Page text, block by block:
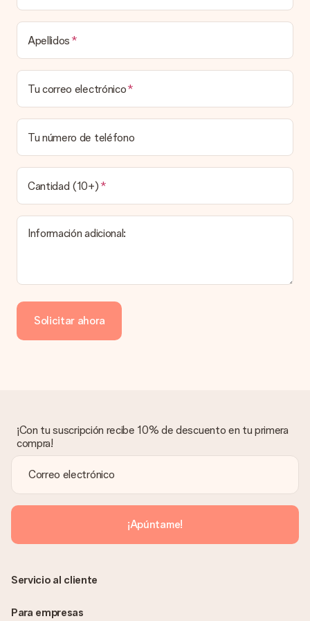
Tiempo de entrega, opciones de entrega y
costos de envío.
¿Puedo elegir una fecha de entrega?
Elegir la fecha exacta de entrega no es posible. Una vez
personalizado y completado tu pedido, recibirás una
confirmación con las fechas estimadas de entrega. Una vez
que el pedido haya sido enviado, será la empresa de
transportes la encargada de entregar el regalo.
¿Cuál es el tiempo de entrega y cuándo recibo mi
obsequio?
El tiempo de entrega se puede encontrar en la página del
producto del regalo.
¿Cómo puedo pagar mi pedido?
de crédito o transferencia bancaria. En caso de elegir
transferencia bancaria, ten en cuenta 3 días adicionales para la
entrega de tu regalo.
asunto contigo. Ponte en contacto con nuestro equipo de
atención al cliente por teléfono, correo electrónico o chat y
buscaremos una solución adecuada para ti.
¿Se envía la factura junto con el pedido?
La factura y cualquier otra información relativa a tu regalo se
enviará únicamente por correo electrónico. El regalo se enviará
sin ninguna información adicional Así, evitaremos que la
persona que recibe el regalo la vea. ¡No le enviaremos nada
más que su increíble regalo! ¿Quieres que sepa quién se lo
Apellidos
Tu correo electrónico
Tu número de teléfono
Cantidad (10+)
Información adicional:
Solicitar ahora
¡Con tu suscripción recibe 10% de descuento en tu primera
compra!
¡Apúntame!
Servicio al cliente
Para empresas